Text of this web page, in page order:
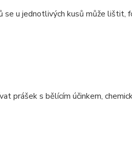
u jednotlivých kusů může lištit,
prášek s bělícím účinkem,